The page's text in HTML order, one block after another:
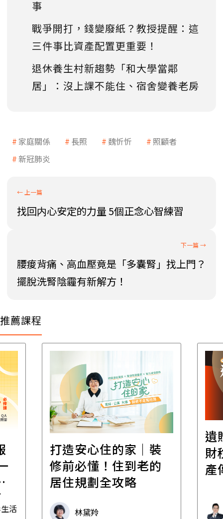
事
戰爭開打，錢變廢紙？教授提醒：這
三件事比資產配置更重要！
退休養生村新趨勢「和大學當鄰
居」：沒上課不能住、宿舍變養老房
家庭關係 長照 魏忻忻
照顧者
新冠肺炎
找回内心安定的力量 5個正念心智練習
腰痠背痛、高血壓竟是「多囊腎」找上門？
擺脫洗腎陰霾有新解方！
推薦課程
活
打造安心住的家｜裝
修前必懂！住到老的
居住規劃全攻略
林黛羚
遺
財
產